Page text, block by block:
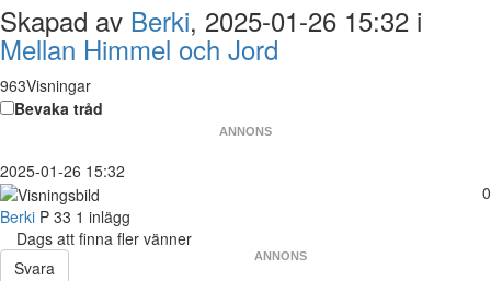
Skapad av Berki, 2025-01-26 15:32 i
Mellan Himmel och Jord
963Visningar
Bevaka tråd
ANNONS
2025-01-26 15:32
0
Berki P 33 1 inlägg
Dags att finna fler vänner
Svara
ANNONS